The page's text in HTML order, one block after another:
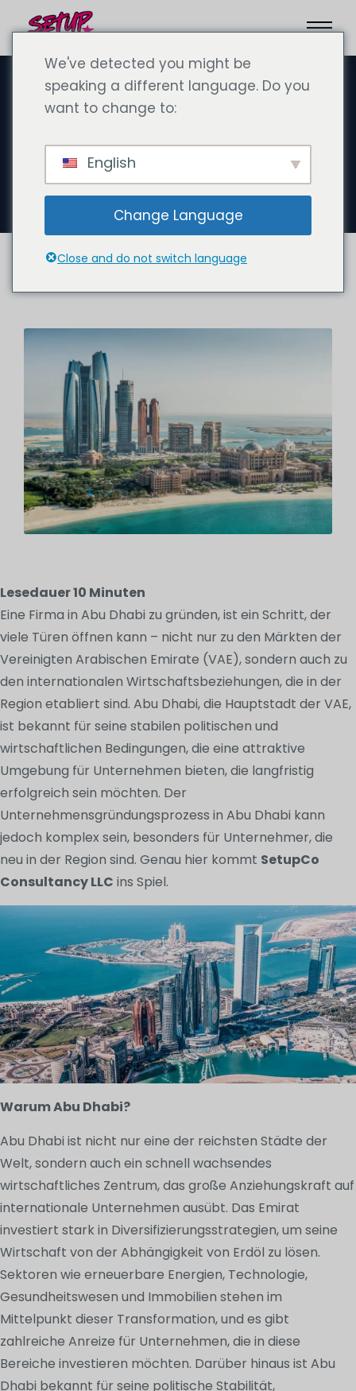
September 30, 2024
Firma in Abu Dhabi gründen.
Firmengründung Abu Dhabi
Lesedauer10 Minuten
Eine Firma in Abu Dhabi zu gründen, ist ein Schritt, der
viele Türen öffnen kann – nicht nur zu den Märkten der
Vereinigten Arabischen Emirate (VAE), sondern auch zu
den internationalen Wirtschaftsbeziehungen, die in der
Region etabliert sind. Abu Dhabi, die Hauptstadt der VAE,
ist bekannt für seine stabilen politischen und
wirtschaftlichen Bedingungen, die eine attraktive
Umgebung für Unternehmen bieten, die langfristig
erfolgreich sein möchten. Der
Unternehmensgründungsprozess in Abu Dhabi kann
jedoch komplex sein, besonders für Unternehmer, die
neu in der Region sind. Genau hier kommt SetupCo
Consultancy LLC ins Spiel.
Warum Abu Dhabi?
Abu Dhabi ist nicht nur eine der reichsten Städte der
Welt, sondern auch ein schnell wachsendes
wirtschaftliches Zentrum, das große Anziehungskraft auf
internationale Unternehmen ausübt. Das Emirat
investiert stark in Diversifizierungsstrategien, um seine
Wirtschaft von der Abhängigkeit von Erdöl zu lösen.
Sektoren wie erneuerbare Energien, Technologie,
Gesundheitswesen und Immobilien stehen im
Mittelpunkt dieser Transformation, und es gibt
zahlreiche Anreize für Unternehmen, die in diese
Bereiche investieren möchten. Darüber hinaus ist Abu
Dhabi bekannt für seine politische Stabilität,
We've detected you might be
speaking a different language. Do you
want to change to:
English
Change Language
Close and do not switch language